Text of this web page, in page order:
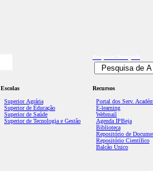
Escolas
Superior Agrária
Superior de Educação
Superior de Saúde
Superior de Tecnologia e Gestão
Recursos
Portal dos Serv.
E-learning
Webmail
Agenda IPBeja
Biblioteca
Repositório de
Repositório Científico
Balcão Único